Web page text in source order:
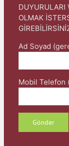
DUYURULARI
OLMAK
Ad Soyad
Mobil Telefon